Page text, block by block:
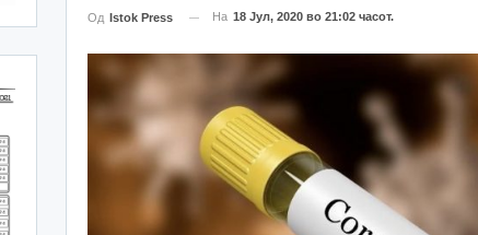
Од Istok Press На 18 Јул, 2020 во 21:02 часот.